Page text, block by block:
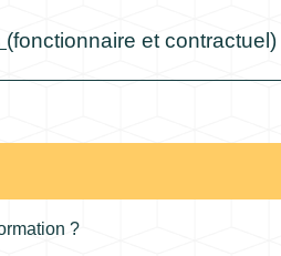
(fonctionnaire et
?